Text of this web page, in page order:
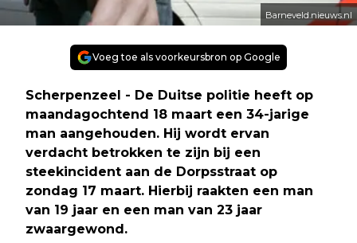
Barneveld.nieuws.nl
Voeg toe als voorkeursbron op Google
Scherpenzeel - De Duitse politie heeft op
maandagochtend 18 maart een 34-jarige
man aangehouden. Hij wordt ervan
verdacht betrokken te zijn bij een
steekincident aan de Dorpsstraat op
zondag 17 maart. Hierbij raakten een man
van 19 jaar en een man van 23 jaar
zwaargewond.